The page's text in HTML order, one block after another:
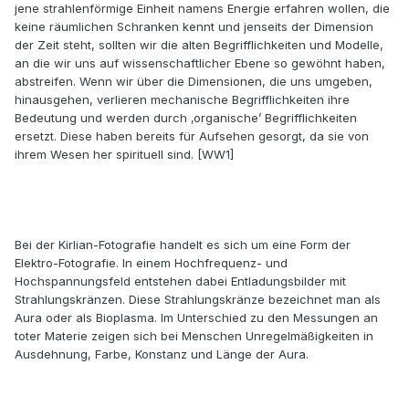
jene strahlenförmige Einheit namens Energie erfahren wollen, die
keine räumlichen Schranken kennt und jenseits der Dimension
der Zeit steht, sollten wir die alten Begrifflichkeiten und Modelle,
an die wir uns auf wissenschaftlicher Ebene so gewöhnt haben,
abstreifen. Wenn wir über die Dimensionen, die uns umgeben,
hinausgehen, verlieren mechanische Begrifflichkeiten ihre
Bedeutung und werden durch ‚organische’ Begrifflichkeiten
ersetzt. Diese haben bereits für Aufsehen gesorgt, da sie von
ihrem Wesen her spirituell sind. [WW1]
Bei der Kirlian-Fotografie handelt es sich um eine Form der
Elektro-Fotografie. In einem Hochfrequenz- und
Hochspannungsfeld entstehen dabei Entladungsbilder mit
Strahlungskränzen. Diese Strahlungskränze bezeichnet man als
Aura oder als Bioplasma. Im Unterschied zu den Messungen an
toter Materie zeigen sich bei Menschen Unregelmäßigkeiten in
Ausdehnung, Farbe, Konstanz und Länge der Aura.